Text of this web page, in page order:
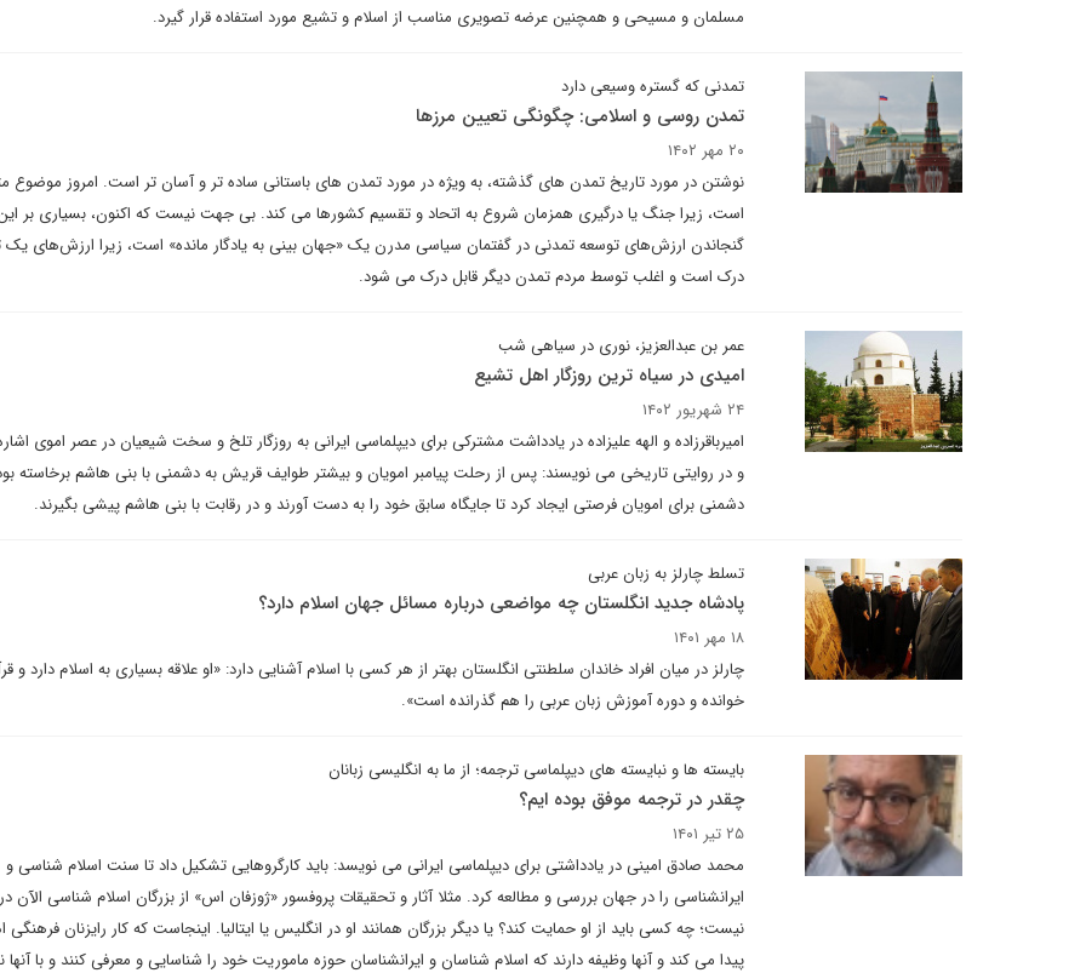
مسلمان و مسیحی و همچنین عرضه تصویری مناسب از اسلام و تشیع مورد استفاده قرار گیرد.
تمدنی که گستره وسیعی دارد
تمدن روسی و اسلامی: چگونگی تعیین مرزها
۲۰ مهر ۱۴۰۲
نوشتن در مورد تاریخ تمدن های گذشته، به ویژه در مورد تمدن های باستانی ساده تر و آسان تر است. امروز موضوع
است، زیرا جنگ یا درگیری همزمان شروع به اتحاد و تقسیم کشورها می کند. بی جهت نیست که اکنون، بسیاری بر این
گنجاندن ارزش‌های توسعه تمدنی در گفتمان سیاسی مدرن یک «جهان ‌بینی به یادگار مانده» است، زیرا ارزش‌های یک
درک است و اغلب توسط مردم تمدن دیگر قابل درک می شود.
عمر بن عبدالعزیز، نوری در سیاهی شب
امیدی در سیاه ترین روزگار اهل تشیع
۲۴ شهریور ۱۴۰۲
امیرباقرزاده و الهه علیزاده در یادداشت مشترکی برای دیپلماسی ایرانی به روزگار تلخ و سخت شیعیان در عصر اموی
و در روایتی تاریخی می نویسند: پس از رحلت پیامبر امویان و بیشتر طوایف قریش به دشمنی با بنی هاشم برخاسته
دشمنی برای امویان فرصتی ایجاد کرد تا جایگاه سابق خود را به دست آورند و در رقابت با بنی هاشم پیشی بگیرند.
تسلط چارلز به زبان عربی
پادشاه جدید انگلستان چه مواضعی درباره مسائل جهان اسلام دارد؟
۱۸ مهر ۱۴۰۱
چارلز در میان افراد خاندان سلطنتی انگلستان بهتر از هر کسی با اسلام آشنایی دارد: «او علاقه بسیاری به اسلام دارد و
خوانده و دوره آموزش زبان عربی را هم گذرانده است».
بایسته ها و نبایسته های دیپلماسی ترجمه؛ از ما به انگلیسی زبانان
چقدر در ترجمه موفق بوده ایم؟
۲۵ تیر ۱۴۰۱
محمد صادق امینی در یادداشتی برای دیپلماسی ایرانی می نویسد: باید کارگروهایی تشکیل داد تا سنت اسلام شناسی و
ایرانشناسی را در جهان بررسی و مطالعه کرد. مثلا آثار و تحقیقات پروفسور «ژوزفان اس» از بزرگان اسلام شناسی الآن در
نیست؛ چه کسی باید از او حمایت کند؟ یا دیگر بزرگان همانند او در انگلیس یا ایتالیا. اینجاست که کار رایزنان
پیدا می کند و آنها وظیفه دارند که اسلام شناسان و ایرانشناسان حوزه ماموریت خود را شناسایی و معرفی کنند و با